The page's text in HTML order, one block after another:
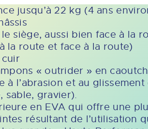
jusqu’à 22 kg (4 ans
siège, aussi bien face à la
la route et face à la route)
cuir
« outrider » en
à l’abrasion et au
sable, gravier).
en EVA qui offre une
résultant de l’utilisation